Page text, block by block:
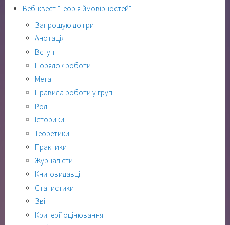
Веб-квест "Теорія ймовірностей"
Запрошую до гри
Анотація
Вступ
Порядок роботи
Мета
Правила роботи у групі
Ролі
Історики
Теоретики
Практики
Журналісти
Книговидавці
Статистики
Звіт
Критерії оцінювання